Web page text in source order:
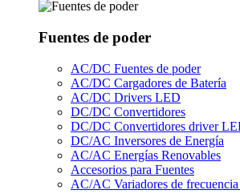
Fuentes de poder
AC/DC Fuentes de poder
AC/DC Cargadores de Batería
AC/DC Drivers LED
DC/DC Convertidores
DC/DC Convertidores driver
DC/AC Inversores de Energía
AC/AC Energías Renovables
Accesorios para Fuentes
AC/AC Variadores de